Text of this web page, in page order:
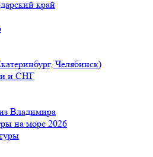
край
Челябинск)
и СНГ
Владимира
на море 2026